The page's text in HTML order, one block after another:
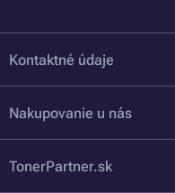
Kontaktné údaje
Nakupovanie u nás
TonerPartner.sk